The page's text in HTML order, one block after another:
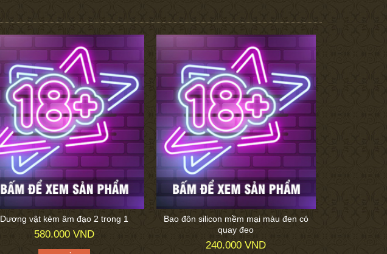
Dương vật kèm âm đạo 2 trong 1
580.000 VND
Bao đôn silicon mềm mại màu đen có
quay đeo
240.000 VND